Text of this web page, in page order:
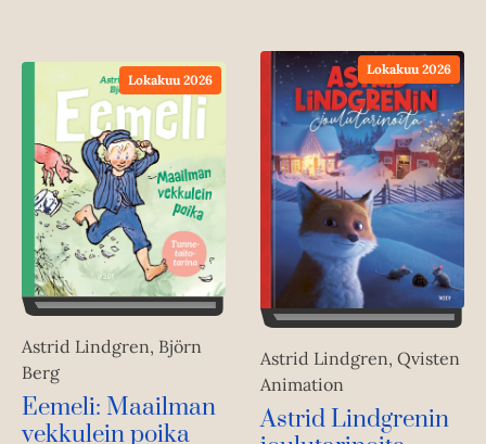
Lokakuu 2026
Astrid Lindgren, Björn
Berg
Eemeli: Maailman
vekkulein poika
Lokakuu 2026
Astrid Lindgren, Qvisten
Animation
Astrid Lindgrenin